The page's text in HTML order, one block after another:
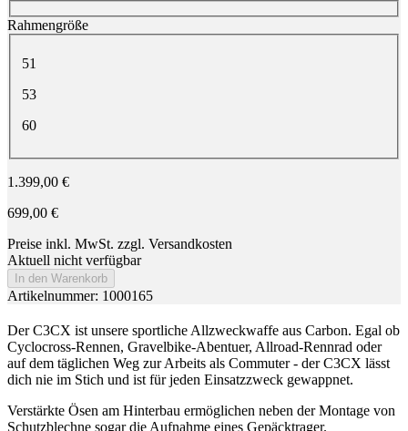
Wähle eine Farbe
Rahmengröße
51
53
60
1.399,00 €
699,00 €
Preise inkl. MwSt. zzgl. Versandkosten
Aktuell nicht verfügbar
In den Warenkorb
Artikelnummer: 1000165
Der C3CX ist unsere sportliche Allzweckwaffe aus Carbon. Egal ob
Cyclocross-Rennen, Gravelbike-Abentuer, Allroad-Rennrad oder
auf dem täglichen Weg zur Arbeits als Commuter - der C3CX lässt
dich nie im Stich und ist für jeden Einsatzzweck gewappnet.
Verstärkte Ösen am Hinterbau ermöglichen neben der Montage von
Schutzblechne sogar die Aufnahme eines Gepäcktrager.